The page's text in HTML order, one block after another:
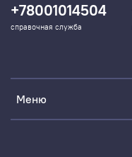
Меню
+78001014504
справочная служба